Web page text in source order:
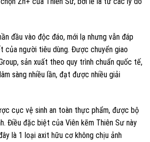
đầu vào độc đáo, mới lạ nhưng vẫn đáp
của người tiêu dùng. Được chuyển giao
sản xuất theo quy trình chuẩn quốc tế,
sàng nhiều lần, đạt được nhiều giải
cục vệ sinh an toàn thực phẩm, được bộ
Điều đặc biệt của Viên kẽm Thiên Sư này
là 1 loại axit hữu cơ không chịu ảnh